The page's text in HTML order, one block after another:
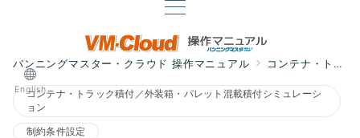
English
バンニングマスター・クラウド 操作マニュアル コンテナ・トラック積付／外装箱・パレット混載積付シミュレーション
コンテナ・トラック積付／外装箱・パレット混載積付シミュレーシ
ョン
制約条件設定